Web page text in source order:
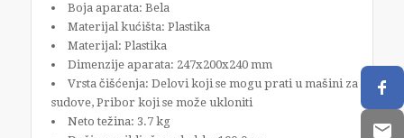
Boja aparata: Bela
Materijal kućišta: Plastika
Materijal: Plastika
Dimenzije aparata: 247x200x240 mm
Vrsta čišćenja: Delovi koji se mogu prati u mašini za
sudove, Pribor koji se može ukloniti
Neto težina: 3.7 kg